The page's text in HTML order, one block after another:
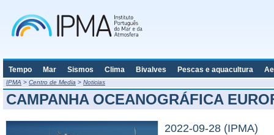
Tempo Mar Sismos Clima Bivalves Pescas e aquacultura
IPMA > Centro de Media > Noticias
CAMPANHA OCEANOGRÁFICA
2022-09-28 (IPMA)